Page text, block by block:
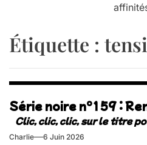
Étiquette :
Série noire n°159 :
Charlie 6 Juin 2026